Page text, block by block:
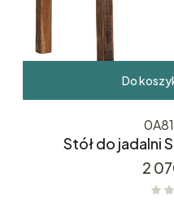
Do
Stół do jadalni
2